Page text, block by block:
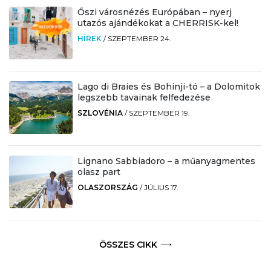
Őszi városnézés Európában – nyerj
utazós ajándékokat a CHERRISK-kel!
HÍREK / SZEPTEMBER 24.
Lago di Braies és Bohinji-tó – a Dolomitok
legszebb tavainak felfedezése
SZLOVÉNIA / SZEPTEMBER 19.
Lignano Sabbiadoro – a műanyagmentes
olasz part
OLASZORSZÁG /JÚLIUS 17.
ÖSSZES CIKK